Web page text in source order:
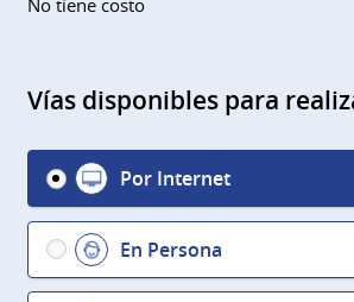
No tiene costo
Vías disponibles para
Por Internet
En Persona